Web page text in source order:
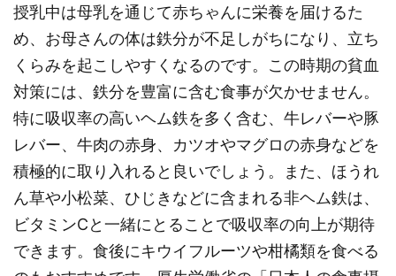
授乳中は母乳を通じて赤ちゃんに栄養を届けるた
め、お母さんの体は鉄分が不足しがちになり、立ち
くらみを起こしやすくなるのです。この時期の貧血
対策には、鉄分を豊富に含む食事が欠かせません。
特に吸収率の高いヘム鉄を多く含む、牛レバーや豚
レバー、牛肉の赤身、カツオやマグロの赤身などを
積極的に取り入れると良いでしょう。また、ほうれ
ん草や小松菜、ひじきなどに含まれる非ヘム鉄は、
ビタミンCと一緒にとることで吸収率の向上が期待
できます。食後にキウイフルーツや柑橘類を食べる